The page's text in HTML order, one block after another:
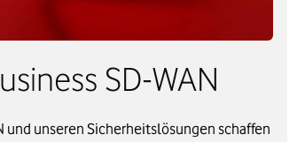
SD-WAN
und unseren Sicherheitslösungen schaffen